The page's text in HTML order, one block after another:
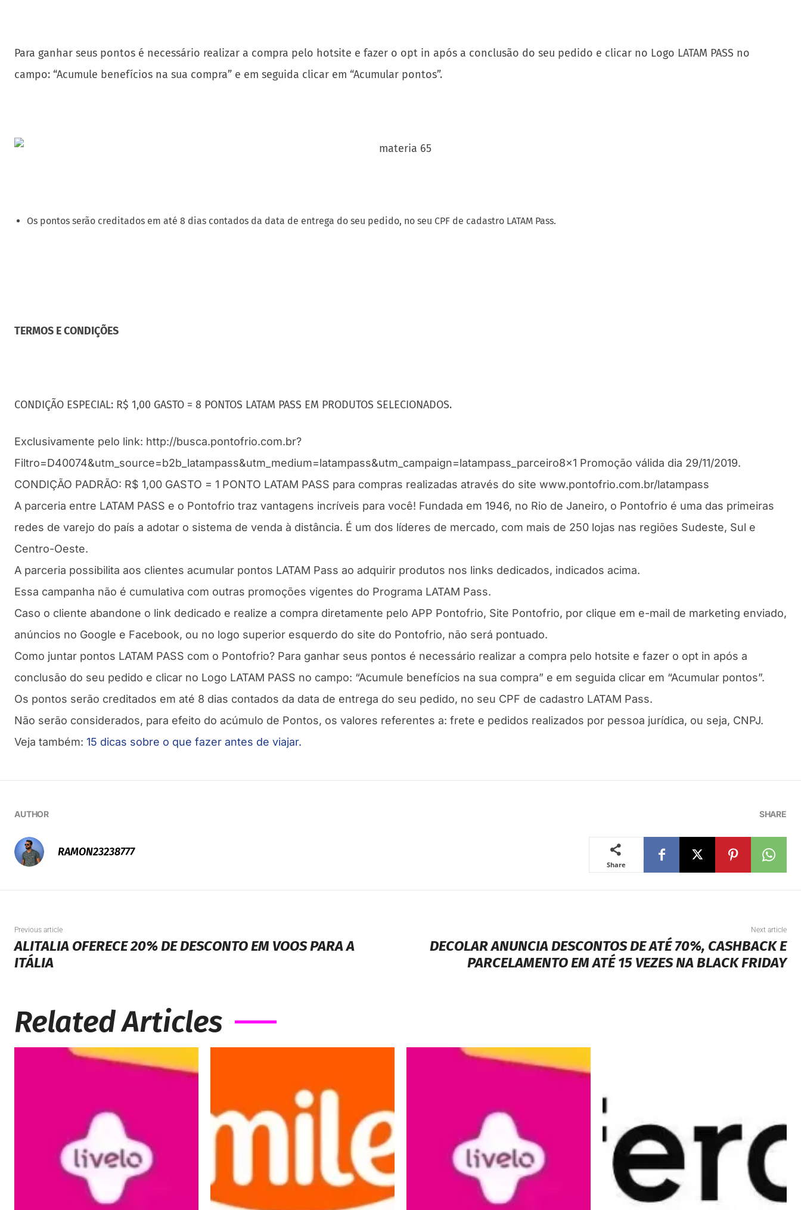
Para ganhar seus pontos é necessário realizar a compra pelo hotsite e fazer o opt in após a conclusão do seu pedido e clicar no Logo LATAM PASS no
campo: “Acumule benefícios na sua compra” e em seguida clicar em “Acumular pontos”.
Os pontos serão creditados em até 8 dias contados da data de entrega do seu pedido, no seu CPF de cadastro LATAM Pass.
TERMOS E CONDIÇÕES
CONDIÇÃO ESPECIAL: R$ 1,00 GASTO = 8 PONTOS LATAM PASS EM PRODUTOS SELECIONADOS.
Exclusivamente pelo link: http://busca.pontofrio.com.br?
Filtro=D40074&utm_source=b2b_latampass&utm_medium=latampass&utm_campaign=latampass_parceiro8x1 Promoção válida dia 29/11/2019.
CONDIÇÃO PADRÃO: R$ 1,00 GASTO = 1 PONTO LATAM PASS para compras realizadas através do site www.pontofrio.com.br/latampass
A parceria entre LATAM PASS e o Pontofrio traz vantagens incríveis para você! Fundada em 1946, no Rio de Janeiro, o Pontofrio é uma das primeiras
redes de varejo do país a adotar o sistema de venda à distância. É um dos líderes de mercado, com mais de 250 lojas nas regiões Sudeste, Sul e
Centro-Oeste.
A parceria possibilita aos clientes acumular pontos LATAM Pass ao adquirir produtos nos links dedicados, indicados acima.
Essa campanha não é cumulativa com outras promoções vigentes do Programa LATAM Pass.
Caso o cliente abandone o link dedicado e realize a compra diretamente pelo APP Pontofrio, Site Pontofrio, por clique em e-mail de marketing enviado,
anúncios no Google e Facebook, ou no logo superior esquerdo do site do Pontofrio, não será pontuado.
Como juntar pontos LATAM PASS com o Pontofrio? Para ganhar seus pontos é necessário realizar a compra pelo hotsite e fazer o opt in após a
conclusão do seu pedido e clicar no Logo LATAM PASS no campo: “Acumule benefícios na sua compra” e em seguida clicar em “Acumular pontos”.
Os pontos serão creditados em até 8 dias contados da data de entrega do seu pedido, no seu CPF de cadastro LATAM Pass.
Não serão considerados, para efeito do acúmulo de Pontos, os valores referentes a: frete e pedidos realizados por pessoa jurídica, ou seja, CNPJ.
Veja também: 15 dicas sobre o que fazer antes de viajar.
AUTHOR
RAMON23238777
SHARE
Share
Previous article
ALITALIA OFERECE 20% DE DESCONTO EM VOOS PARA A
ITÁLIA
Next article
DECOLAR ANUNCIA DESCONTOS DE ATÉ 70%, CASHBACK E
PARCELAMENTO EM ATÉ 15 VEZES NA BLACK FRIDAY
Related Articles